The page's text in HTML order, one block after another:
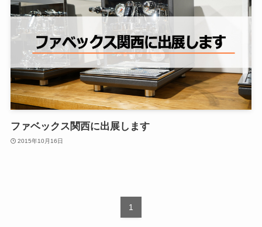
ファベックス関西に出展します
2015年10月16日
1